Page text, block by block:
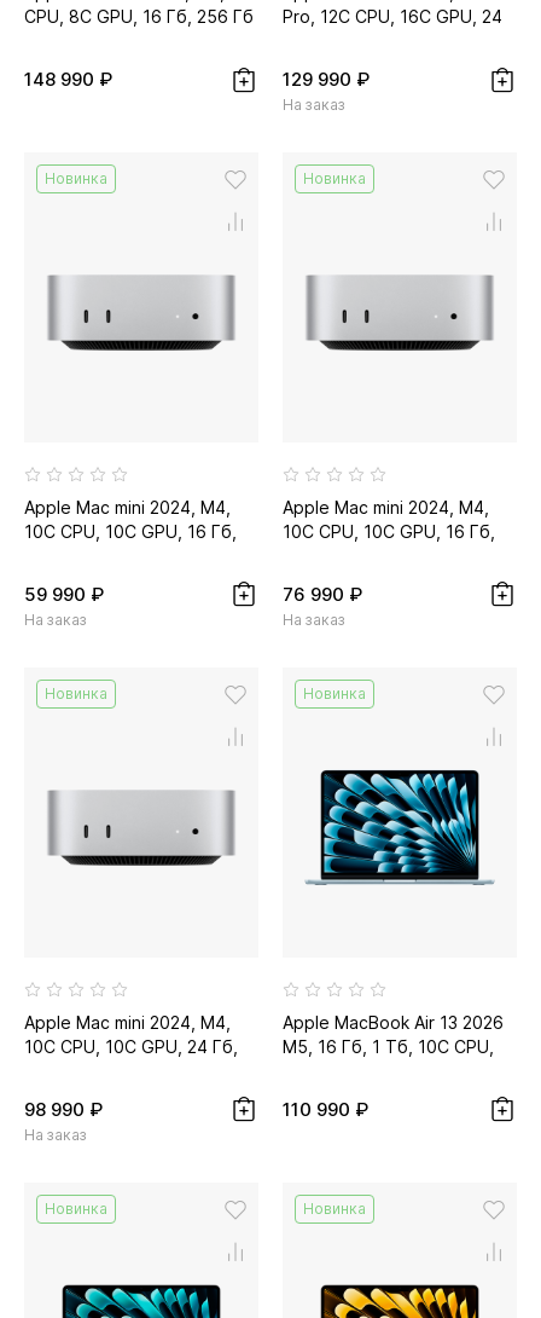
CPU, 8C GPU, 16 Гб, 256 Гб
148 990 ₽
Pro, 12C CPU, 16C GPU, 24
129 990 ₽
На заказ
Новинка
Apple Mac mini 2024, M4,
10C CPU, 10C GPU, 16 Гб,
59 990 ₽
На заказ
Новинка
Apple Mac mini 2024, M4,
10C CPU, 10C GPU, 16 Гб,
76 990 ₽
На заказ
Новинка
Apple Mac mini 2024, M4,
10C CPU, 10C GPU, 24 Гб,
98 990 ₽
На заказ
Новинка
Apple MacBook Air 13 2026
M5, 16 Гб, 1 Тб, 10C CPU,
110 990 ₽
Новинка Новинка